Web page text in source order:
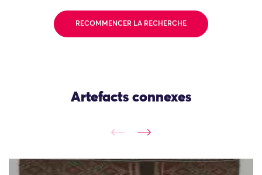
RECOMMENCER LA RECHERCHE
Artefacts connexes